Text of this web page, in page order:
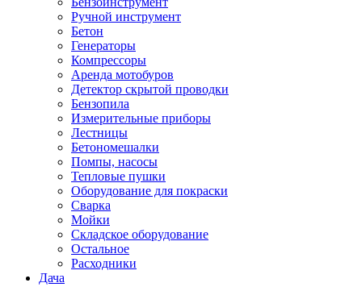
Ручной инструмент
Бетон
Генераторы
Компрессоры
Аренда мотобуров
Детектор скрытой проводки
Бензопила
Измерительные приборы
Лестницы
Бетономешалки
Помпы, насосы
Тепловые пушки
Оборудование для покраски
Сварка
Мойки
Складское оборудование
Остальное
Расходники
Дача